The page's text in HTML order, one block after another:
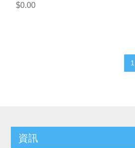
$0.00
1
資訊